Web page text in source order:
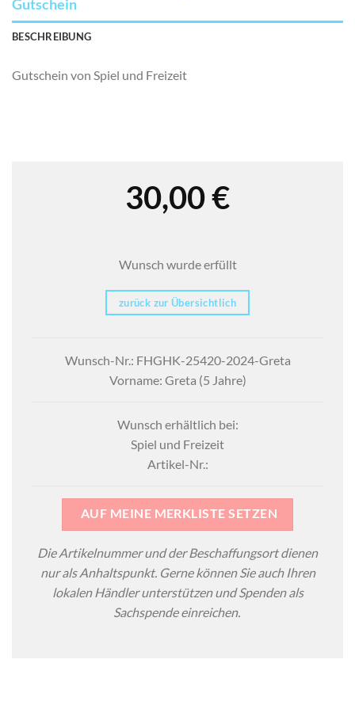
Gutschein
BESCHREIBUNG
Gutschein von Spiel und Freizeit
30,00€
Wunsch wurde erfüllt
zurück zur Übersichtlich
Wunsch-Nr.: FHGHK-25420-2024-Greta
Vorname: Greta (5 Jahre)
Wunsch erhältlich bei:
Spiel und Freizeit
Artikel-Nr.:
AUF MEINE MERKLISTE SETZEN
Die Artikelnummer und der Beschaffungsort dienen
nur als Anhaltspunkt. Gerne können Sie auch Ihren
lokalen Händler unterstützen und Spenden als
Sachspende einreichen.